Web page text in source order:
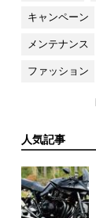
キャンペーン
メンテナンス
ファッション
人気記事